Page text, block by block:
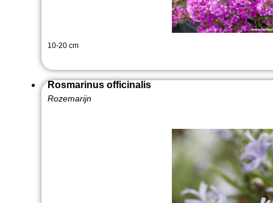
10-20 cm
Rosmarinus officinalis
Rozemarijn